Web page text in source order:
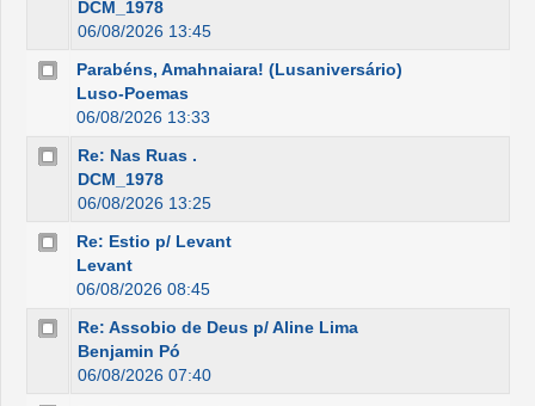
DCM_1978
06/08/2026 13:45
Parabéns, Amahnaiara! (Lusaniversário)
Luso-Poemas
06/08/2026 13:33
Re: Nas Ruas .
DCM_1978
06/08/2026 13:25
Re: Estio p/ Levant
Levant
06/08/2026 08:45
Re: Assobio de Deus p/ Aline Lima
Benjamin Pó
06/08/2026 07:40